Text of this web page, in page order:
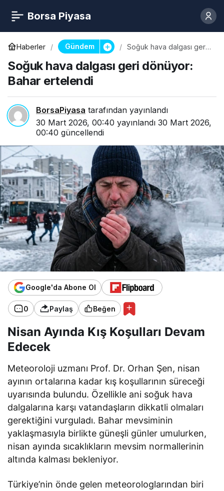
Borsa Piyasa
Haberler Gündem
Soğuk hava dalgası geri
Soğuk hava dalgası geri dönüyor:
Bahar ertelendi
BorsaPiyasa tarafından yayınlandı
30 Mart 2026, 00:40 yayınlandı 30 Mart 2026,
00:40 güncellendi
Google'da Abone Ol
0 Paylaş Beğen
Nisan Ayında Kış Koşulları Devam
Edecek
Meteoroloji uzmanı Prof. Dr. Orhan Şen, nisan
ayının ortalarına kadar kış koşullarının süreceği
uyarısında bulundu. Özellikle ani soğuk hava
dalgalarına karşı vatandaşların dikkatli olmaları
gerektiğini vurguladı. Bahar mevsiminin
yaklaşmasıyla birlikte güneşli günler umulurken,
nisan ayında sıcaklıkların mevsim normallerinin
altında kalması bekleniyor.
Türkiye’nin önde gelen meteorologlarından biri